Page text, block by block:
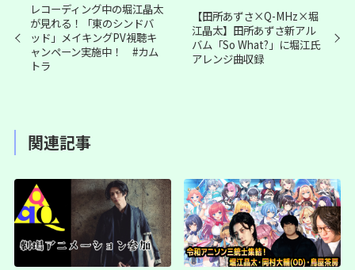
レコーディング中の堀江晶太
が見れる！「東のシンドバ
ッド」メイキングPV視聴キ
ャンペーン実施中！ #カム
トラ
【田所あずさ×Q-MHz×堀
江晶太】田所あずさ新アル
バム「So What?」に堀江氏
アレンジ曲収録
関連記事